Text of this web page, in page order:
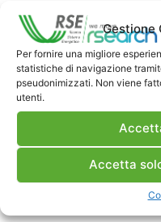
Gestione
Per fornire una migliore
statistiche di navigazione
pseudonimizzati. Non viene
utenti.
Accetta
monitoraggio.
Il quadro proposto
politici nella
aumentare la
generazione